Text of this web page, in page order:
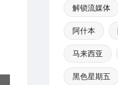
解锁流媒体
阿什本
马来西亚
黑色星期五